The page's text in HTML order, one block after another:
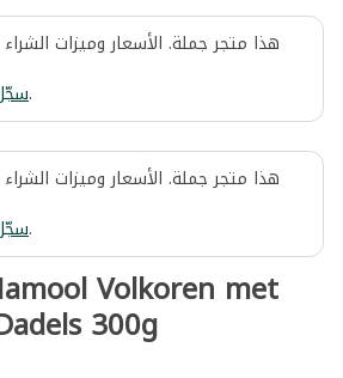
هذا متجر جملة. الأسعار وميزات
.
هذا متجر جملة. الأسعار وميزات
.
Volkoren met
300g